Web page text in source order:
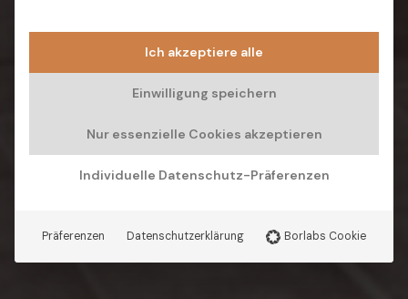
Ich akzeptiere alle
Einwilligung speichern
Nur essenzielle Cookies akzeptieren
Individuelle Datenschutz-Präferenzen
Präferenzen Datenschutzerklärung Borlabs Cookie